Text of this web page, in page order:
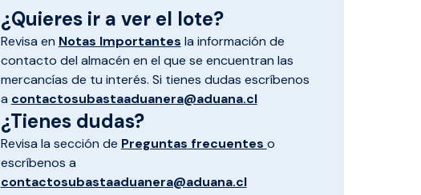
¿Quieres ir a ver el lote?
Revisa en Notas Importantes la información de
contacto del almacén en el que se encuentran las
mercancías de tu interés. Si tienes dudas escríbenos
a contactosubastaaduanera@aduana.cl
¿Tienes dudas?
Revisa la sección de Preguntas frecuentes o
escríbenos a
contactosubastaaduanera@aduana.cl